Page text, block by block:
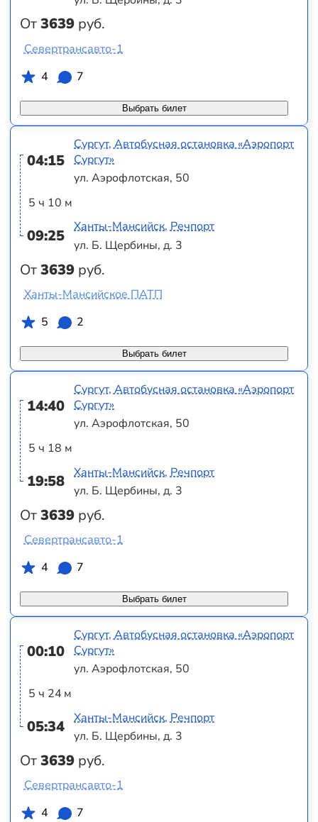
От3639 руб.
Выбрать билет
Севертрансавто-1
4
7
04:15
5 ч 10 м
09:25
От3639 руб.
Сургут, Автобусная остановка «Аэропорт
Сургут»
ул. Аэрофлотская, 50
Ханты-Мансийск, Речпорт
ул. Б. Щербины, д. 3
Выбрать билет
Ханты-Мансийское ПАТП
5
2
14:40
5 ч 18 м
19:58
От3639 руб.
Сургут, Автобусная остановка «Аэропорт
Сургут»
ул. Аэрофлотская, 50
Ханты-Мансийск, Речпорт
ул. Б. Щербины, д. 3
Выбрать билет
Севертрансавто-1
4
7
00:10
5 ч 24 м
05:34
От3639 руб.
Сургут, Автобусная остановка «Аэропорт
Сургут»
ул. Аэрофлотская, 50
Ханты-Мансийск, Речпорт
ул. Б. Щербины, д. 3
Севертрансавто-1
4
7